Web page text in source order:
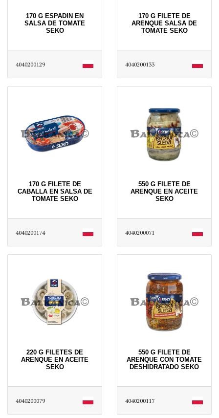
170 G ESPADIN EN
SALSA DE TOMATE
SEKO
4040200129
170 G FILETE DE
ARENQUE SALSA DE
TOMATE SEKO
4040200133
170 G FILETE DE
CABALLA EN SALSA DE
TOMATE SEKO
4040200174
550 G FILETE DE
ARENQUE EN ACEITE
SEKO
4040200071
220 G FILETES DE
ARENQUE EN ACEITE
SEKO
4040200079
550 G FILETE DE
ARENQUE CON TOMATE
DESHIDRATADO SEKO
4040200117